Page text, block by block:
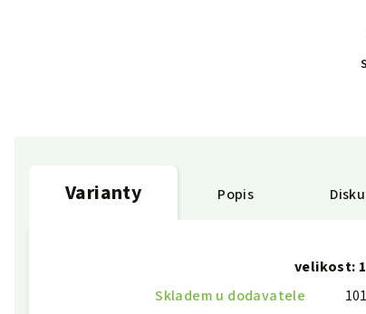
Varianty Popis
velikost:
Skladem u dodavatele